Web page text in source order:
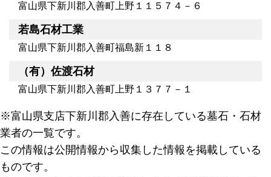
富山県下新川郡入善町上野１１５７４－６
若島石材工業
富山県下新川郡入善町福島新１１８
（有）佐渡石材
富山県下新川郡入善町上野１３７７－１
※富山県支店下新川郡入善に存在している墓石・石材
業者の一覧です。
この情報は公開情報から収集した情報を掲載している
ものです。